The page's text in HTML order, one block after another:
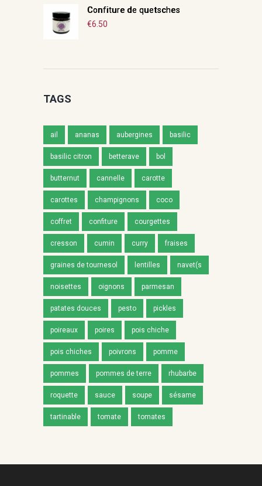
Confiture de quetsches
€6.50
TAGS
ail ananas aubergines basilic
basilic citron betterave bol
butternut cannelle carotte
carottes champignons coco
coffret confiture courgettes
cresson cumin curry fraises
graines de tournesol lentilles navet(s
noisettes oignons parmesan
patates douces pesto pickles
poireaux poires pois chiche
pois chiches poivrons pomme
pommes pommes de terre rhubarbe
roquette sauce soupe sésame
tartinable tomate tomates